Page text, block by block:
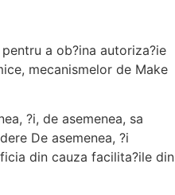
a ob?ina autoriza?ie
mecanismelor de Make
?i, de asemenea, sa
De asemenea, ?i
din cauza facilita?ile din